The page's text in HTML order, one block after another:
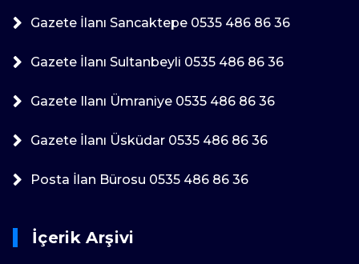
Gazete İlanı Sancaktepe 0535 486 86 36
Gazete İlanı Sultanbeyli 0535 486 86 36
Gazete Ilanı Ümraniye 0535 486 86 36
Gazete İlanı Üsküdar 0535 486 86 36
Posta İlan Bürosu 0535 486 86 36
İçerik Arşivi